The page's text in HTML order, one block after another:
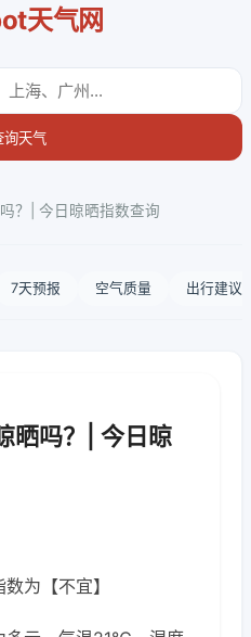
天气网
天气
？| 今日晾晒指数查询
7天预报 空气质量 出行建议
晒吗？| 今日晾
为【不宜】